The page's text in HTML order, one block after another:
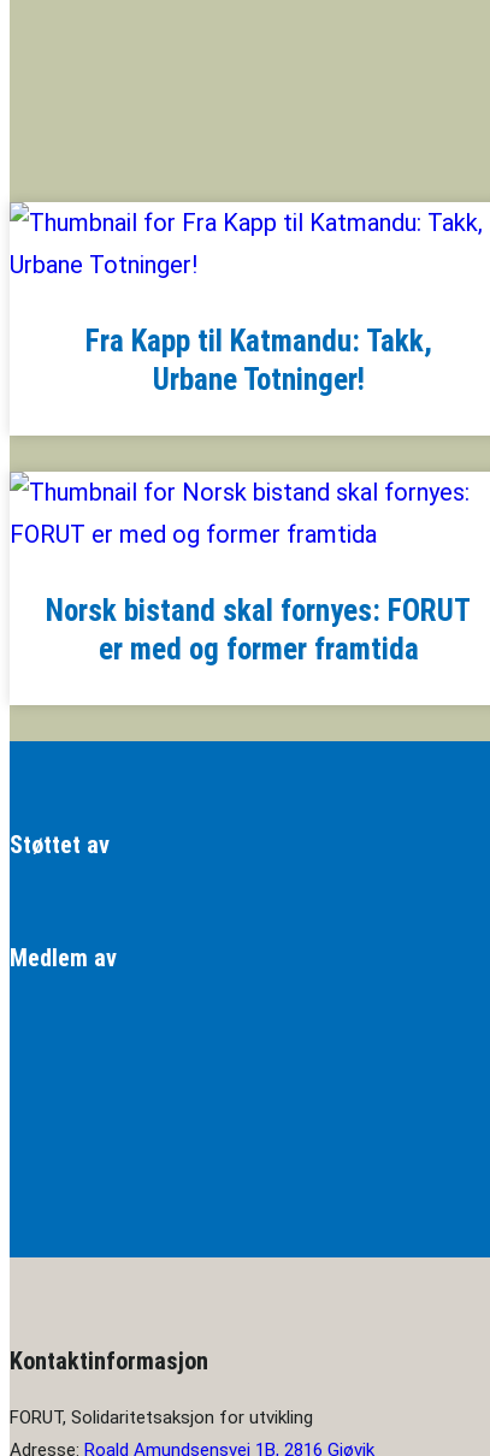
Fra Kapp til Katmandu: Takk,
Urbane Totninger!
Norsk bistand skal fornyes: FORUT
er med og former framtida
Støttet av
Medlem av
Kontaktinformasjon
FORUT, Solidaritetsaksjon for utvikling
Adresse: Roald Amundsensvei 1B, 2816 Gjøvik